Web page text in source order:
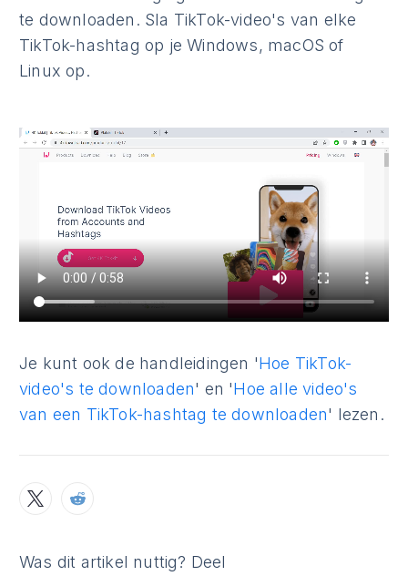
te downloaden. Sla TikTok-video's van elke
TikTok-hashtag op je Windows, macOS of
Linux op.
Je kunt ook de handleidingen 'Hoe TikTok-
video's te downloaden' en 'Hoe alle video's
van een TikTok-hashtag te downloaden' lezen.
Was dit artikel nuttig? Deel